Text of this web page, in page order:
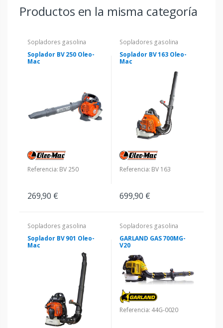
Productos en la misma categoría
Sopladores gasolina
Soplador BV 250 Oleo-
Mac
Referencia: BV 250
269,90 €
Sopladores gasolina
Soplador BV 163 Oleo-
Mac
Referencia: BV 163
699,90 €
Sopladores gasolina
Soplador BV 901 Oleo-
Mac
Sopladores gasolina
GARLAND GAS 700MG-
V20
Referencia: 44G-0020